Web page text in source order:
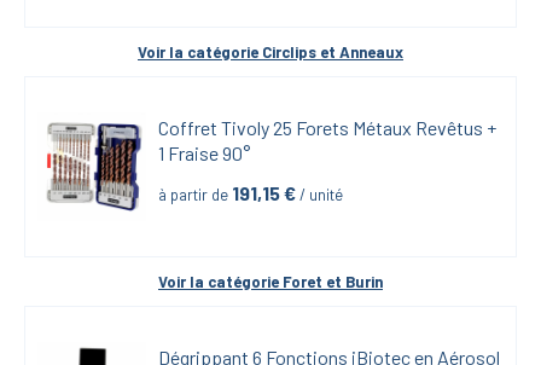
Voir la catégorie Circlips et Anneaux
Coffret Tivoly 25 Forets Métaux Revêtus +
1 Fraise 90°
à partir de 191,15 € / unité
Voir la catégorie Foret et Burin
Dégrippant 6 Fonctions iBiotec en Aérosol